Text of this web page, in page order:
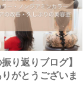
振り返りブログ】
がとうございま